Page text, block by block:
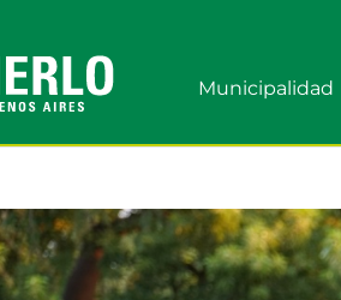
Municipalidad